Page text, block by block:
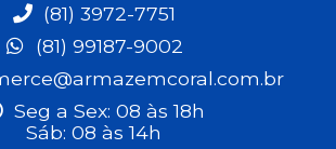
(81) 3972-7751
(81) 99187-9002
Seg a Sex: 08 às 18h
Sáb: 08 às 14h